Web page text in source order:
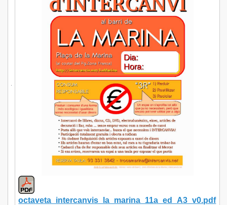
octaveta_intercanvis_la_marina_11a_ed_A3_v0.pdf